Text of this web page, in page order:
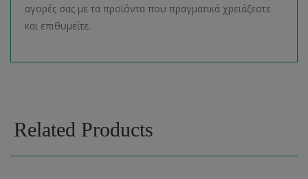
αγορές σας με τα προϊόντα που πραγματικά χρειάζεστε
και επιθυμείτε.
Related Products